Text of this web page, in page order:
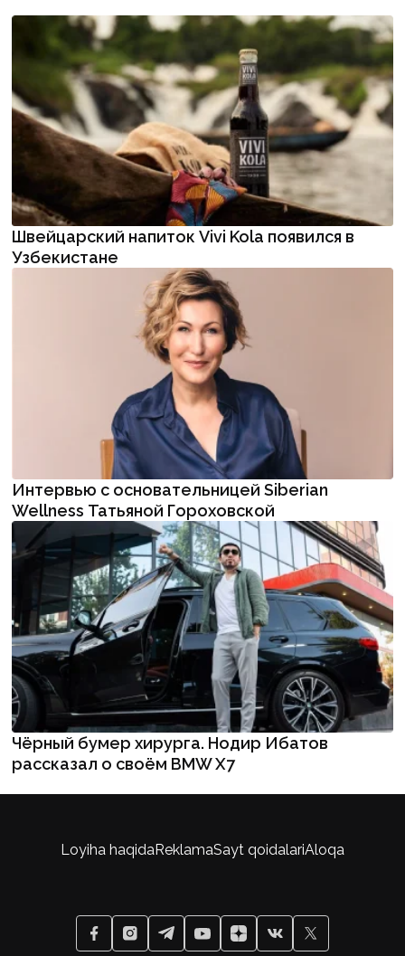
Швейцарский напиток Vivi Kola появился в
Узбекистане
Интервью с основательницей Siberian
Wellness Татьяной Гороховской
Чёрный бумер хирурга. Нодир Ибатов
рассказал о своём BMW X7
Loyiha haqidaReklamaSayt qoidalariAloqa